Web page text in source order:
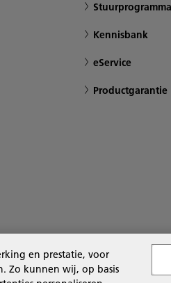
Kennisbank
eService
Productgarantie
en prestatie, voor
Zo kunnen wij, op basis